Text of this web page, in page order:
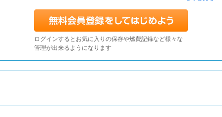
ログインするとお気に入りの保存や燃費記録など様々な
管理が出来るようになります